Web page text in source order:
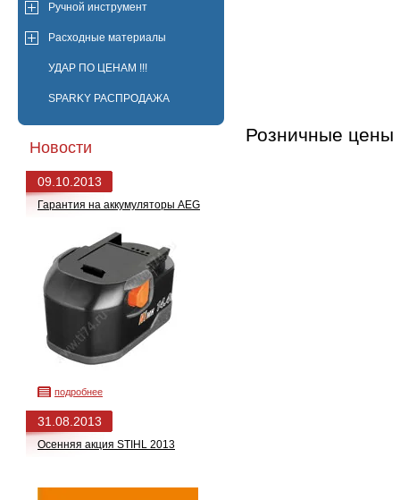
Ручной инструмент
Расходные материалы
УДАР ПО ЦЕНАМ !!!
SPARKY РАСПРОДАЖА
Новости
09.10.2013
Гарантия на аккумуляторы AEG
подробнее
31.08.2013
Осенняя акция STIHL 2013
Розничные цены